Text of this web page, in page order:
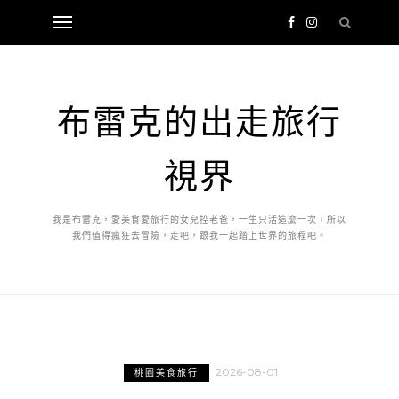
布雷克的出走旅行
視界
我是布雷克，愛美食愛旅行的女兒控老爸，一生只活這麼一次，所以
我們值得瘋狂去冒險，走吧，跟我一起踏上世界的旅程吧。
桃園美食旅行 2026-08-01